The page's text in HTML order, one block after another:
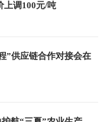
上调100元/吨
”供应链合作对接会在